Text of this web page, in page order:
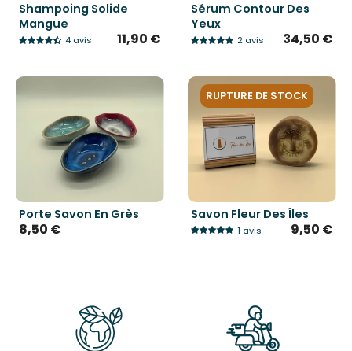
Shampoing Solide
Mangue
4 avis 11,90 €
Sérum Contour Des
Yeux
2 avis 34,50 €
Porte Savon En Grès
8,50 €
Savon Fleur Des Îles
1 avis 9,50 €
RUPTURE DE STOCK